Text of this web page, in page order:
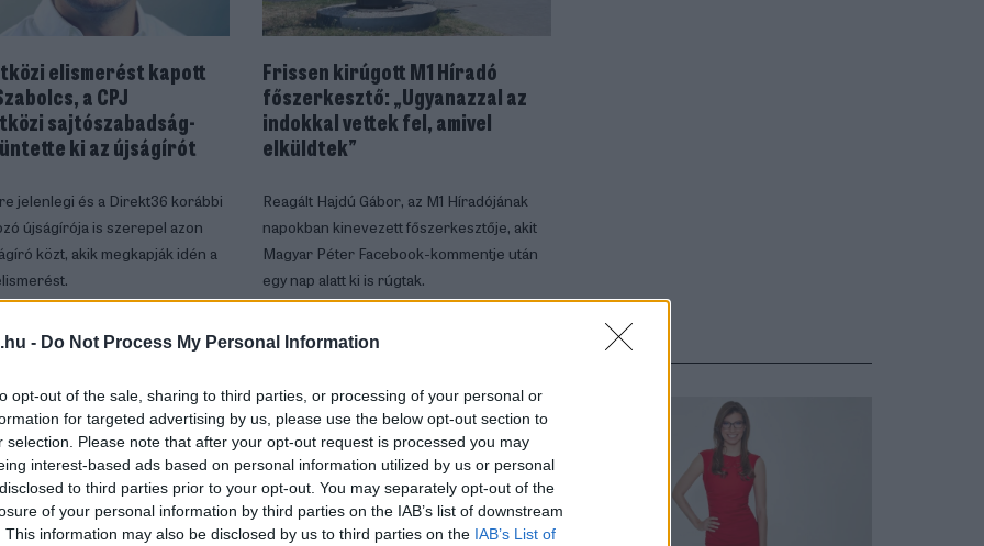
- Do Not Process My Personal Information
opt-out of the sale, sharing to third parties, or processing of your personal or
for targeted advertising by us, please use the below opt-out section to
selection. Please note that after your opt-out request is processed you may
interest-based ads based on personal information utilized by us or personal
to third parties prior to your opt-out. You may separately opt-out of the
of your personal information by third parties on the IAB’s list of downstream
This information may also be disclosed by us to third parties on the IAB’s List of
elismerést kapott
a CPJ
sajtószabadság-
ki az újságírót
jelenlegi és a Direkt36 korábbi
újságírója is szerepel azon
közt, akik megkapják idén a
Frissen kirúgott M1 Híradó
főszerkesztő: „Ugyanazzal az
indokkal vettek fel, amivel
elküldtek”
Reagált Hajdú Gábor, az M1 Híradójának
napokban kinevezett főszerkesztője, akit
Magyar Péter Facebook-kommentje után
egy nap alatt ki is rúgtak.